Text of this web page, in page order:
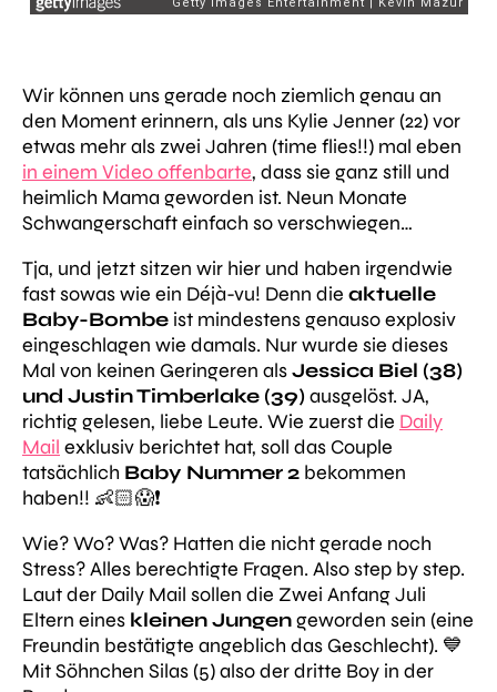
Wir können uns gerade noch ziemlich genau an
den Moment erinnern, als uns Kylie Jenner (22) vor
etwas mehr als zwei Jahren (time flies!!) mal eben
in einem Video offenbarte, dass sie ganz still und
heimlich Mama geworden ist. Neun Monate
Schwangerschaft einfach so verschwiegen…
Tja, und jetzt sitzen wir hier und haben irgendwie
fast sowas wie ein Déjà-vu! Denn die aktuelle
Baby-Bombe ist mindestens genauso explosiv
eingeschlagen wie damals. Nur wurde sie dieses
Mal von keinen Geringeren alsJessica Biel (38)
und Justin Timberlake (39) ausgelöst. JA,
richtig gelesen, liebe Leute. Wie zuerst die Daily
Mail exklusiv berichtet hat, soll das Couple
tatsächlich Baby Nummer 2 bekommen
haben!! 👶🏻😱❗️
Wie? Wo? Was? Hatten die nicht gerade noch
Stress?Alles berechtigte Fragen. Also step by step.
Laut der Daily Mail sollen die Zwei Anfang Juli
Eltern eines kleinen Jungengeworden sein (eine
Freundin bestätigte angeblich das Geschlecht). 💙
Mit Söhnchen Silas (5) also der dritte Boy in der